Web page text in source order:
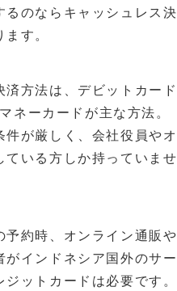
のならキャッシュレス
す。
方法は、デビットカー
ネーカードが主な方法。
件が厳しく、会社役員や
いる方しか持っていませ
予約時、オンライン通販
インドネシア国外のサ
ットカードは必要です。